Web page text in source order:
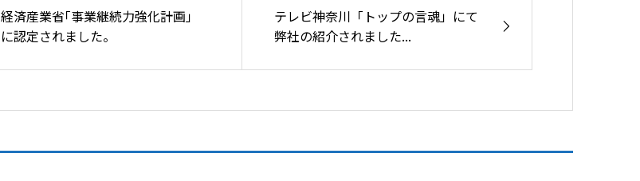
経済産業省｢事業継続力強化計画」
に認定されました。
テレビ神奈川「トップの言魂」にて
弊社の紹介されました...